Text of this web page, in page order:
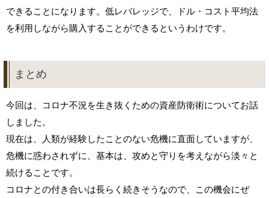
できることになります。低レバレッジで、ドル・コスト平均法
を利用しながら購入することができるというわけです。
まとめ
今回は、コロナ不況を生き抜くための資産防衛術についてお話
しました。
現在は、人類が経験したことのない危機に直面していますが、
危機に惑わされずに、基本は、攻めと守りを考えながら淡々と
続けることです。
コロナとの付き合いは長らく続きそうなので、この機会にぜ